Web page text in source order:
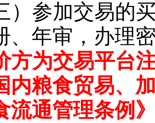
）参加交易的
、年审，办理
方为交易平台
内粮食贸易、
流通管理条例